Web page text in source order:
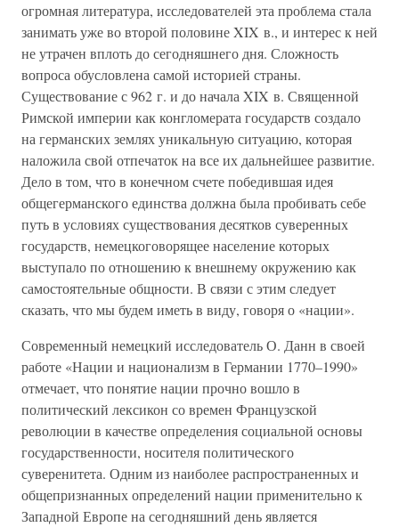
огромная литература, исследователей эта проблема стала
занимать уже во второй половине XIX в., и интерес к ней
не утрачен вплоть до сегодняшнего дня. Сложность
вопроса обусловлена самой историей страны.
Существование с 962 г. и до начала XIX в. Священной
Римской империи как конгломерата государств создало
на германских землях уникальную ситуацию, которая
наложила свой отпечаток на все их дальнейшее развитие.
Дело в том, что в конечном счете победившая идея
общегерманского единства должна была пробивать себе
путь в условиях существования десятков суверенных
государств, немецкоговорящее население которых
выступало по отношению к внешнему окружению как
самостоятельные общности. В связи с этим следует
сказать, что мы будем иметь в виду, говоря о «нации».
Современный немецкий исследователь О. Данн в своей
работе «Нации и национализм в Германии 1770–1990»
отмечает, что понятие нации прочно вошло в
политический лексикон со времен Французской
революции в качестве определения социальной основы
государственности, носителя политического
суверенитета. Одним из наиболее распространенных и
общепризнанных определений нации применительно к
Западной Европе на сегодняшний день является